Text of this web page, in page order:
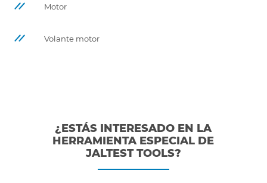
Motor
Volante motor
¿ESTÁS INTERESADO EN LA
HERRAMIENTA ESPECIAL DE
JALTEST TOOLS?